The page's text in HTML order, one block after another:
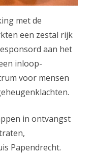
met de
een zestal rijk
aan het
inloop-
voor mensen
in ontvangst
Papendrecht.